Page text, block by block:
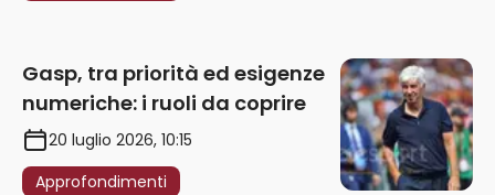
Gasp, tra priorità ed esigenze
numeriche: i ruoli da coprire
20 luglio 2026, 10:15
Approfondimenti